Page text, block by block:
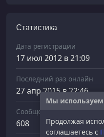
Статистика
Дата регистрации
17 июл 2012 в 21:09
Последний раз онлайн
27 апр 2015 в 22:46
Сообщений отправлено
608
Мы
Продолжая
соглашаетесь с